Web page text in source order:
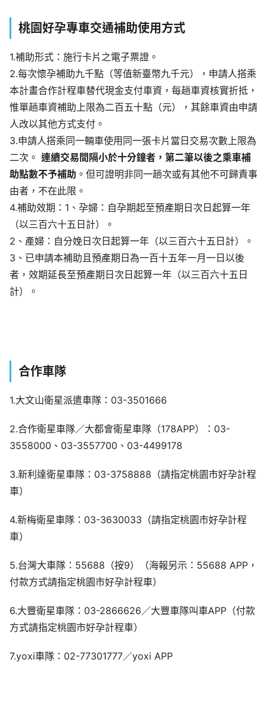
桃園好孕專車交通補助使用方式
1.補助形式：施行卡片之電子票證。
2.每次懷孕補助九千點（等值新臺幣九千元），申請人搭乘
本計畫合作計程車替代現金支付車資，每趟車資核實折抵，
惟單趟車資補助上限為二百五十點（元），其餘車資由申請
人改以其他方式支付。
3.申請人搭乘同一輛車使用同一張卡片當日交易次數上限為
二次。 連續交易間隔小於十分鐘者，第二筆以後之乘車補
助點數不予補助 。但可證明非同一趟次或有其他不可歸責事
由者，不在此限。
4.補助效期：1、孕婦：自孕期起至預產期日次日起算一年
（以三百六十五日計）。
2、產婦：自分娩日次日起算一年（以三百六十五日計）。
3、已申請本補助且預產期日為一百十五年一月一日以後
者，效期延長至預產期日次日起算一年（以三百六十五日
計）。
合作車隊
1.大文山衛星派遣車隊：03-3501666
2.合作衛星車隊／大都會衛星車隊（178APP）：03-
3558000、03-3557700、03-4499178
3.新利達衛星車隊：03-3758888（請指定桃園市好孕計程
車）
4.新梅衛星車隊：03-3630033（請指定桃園市好孕計程
車）
5.台灣大車隊：55688（按9）（海報另示：55688 APP，
付款方式請指定桃園市好孕計程車）
6.大豐衛星車隊：03-2866626／大豐車隊叫車APP（付款
方式請指定桃園市好孕計程車）
7.yoxi車隊：02-77301777／yoxi APP